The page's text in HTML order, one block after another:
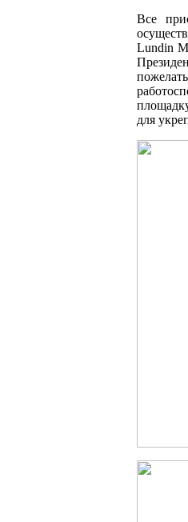
Все
Lundin
для